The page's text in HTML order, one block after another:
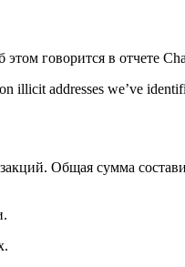
говорится в отчете
illicit addresses we’ve
Общая сумма